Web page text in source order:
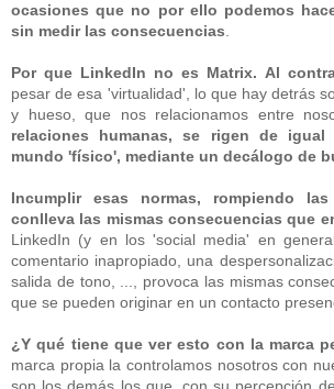
ocasiones que no por ello podemos
sin medir las consecuencias.
Por que LinkedIn no es Matrix. Al
pesar de esa 'virtualidad', lo que hay detrás
y hueso, que nos relacionamos entre
relaciones humanas, se rigen de
mundo 'físico', mediante un decálogo de
Incumplir esas normas, rompiendo
conlleva las mismas consecuencias que
LinkedIn (y en los 'social media' en
comentario inapropiado, una
salida de tono, ..., provoca las mismas
que se pueden originar en un contacto
¿Y qué tiene que ver esto con la marca
marca propia la controlamos nosotros con